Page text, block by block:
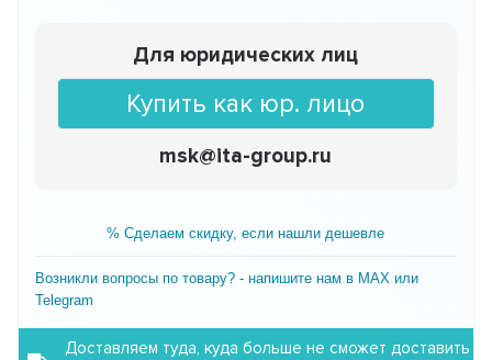
Для юридических лиц
Купить как юр. лицо
msk@ita-group.ru
% Сделаем скидку, если нашли дешевле
Возникли вопросы по товару? - напишите нам в MAX или
Telegram
Доставляем туда, куда больше не сможет доставить